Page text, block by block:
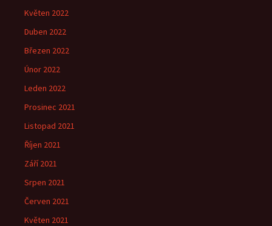
Květen 2022
Duben 2022
Březen 2022
Únor 2022
Leden 2022
Prosinec 2021
Listopad 2021
Říjen 2021
Září 2021
Srpen 2021
Červen 2021
Květen 2021